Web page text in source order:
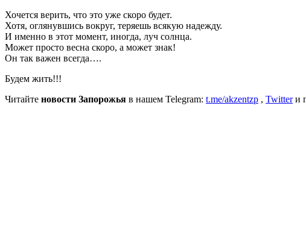
Хочется верить, что это уже скоро будет.
Хотя, оглянувшись вокруг, теряешь всякую надежду.
И именно в этот момент, иногда, луч солнца.
Может просто весна скоро, а может знак!
Он так важен всегда….
Будем жить!!!
Читайте новости Запорожья в нашем Telegram: t.me/akzentzp , Twitterи